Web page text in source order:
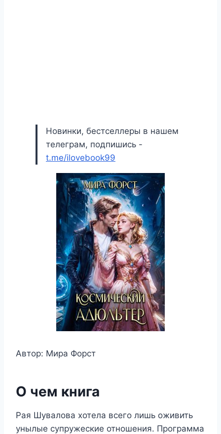
Новинки, бестселлеры в нашем
телеграм, подпишись -
t.me/ilovebook99
Автор: Мира Форст
О чем книга
Рая Шувалова хотела всего лишь оживить
унылые супружеские отношения. Программа